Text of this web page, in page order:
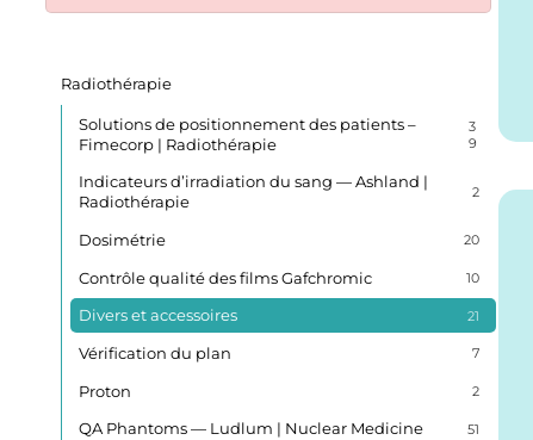
Radiothérapie
Solutions de positionnement des patients –
Fimecorp | Radiothérapie
3
9
Indicateurs d’irradiation du sang — Ashland |
Radiothérapie
2
Dosimétrie 20
Contrôle qualité des films Gafchromic 10
Divers et accessoires 21
Vérification du plan 7
Proton 2
QA Phantoms — Ludlum | Nuclear Medicine 51